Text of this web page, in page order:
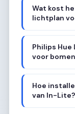
Wat kost
lichtplan
Philips
voor
Hoe
van In-Lite?